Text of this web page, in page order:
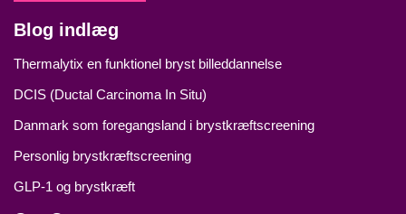
Blog indlæg
Thermalytix en funktionel bryst billeddannelse
DCIS (Ductal Carcinoma In Situ)
Danmark som foregangsland i brystkræftscreening
Personlig brystkræftscreening
GLP‑1 og brystkræft